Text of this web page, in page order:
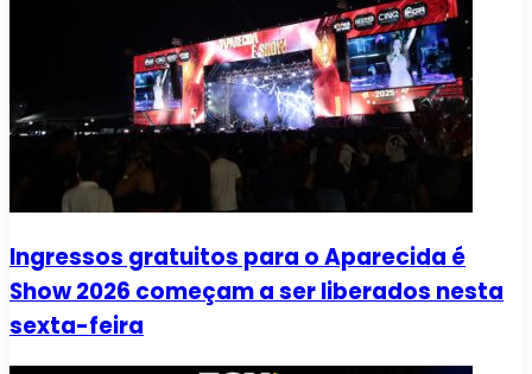
Ingressos gratuitos para o Aparecida é
Show 2026 começam a ser liberados nesta
sexta-feira